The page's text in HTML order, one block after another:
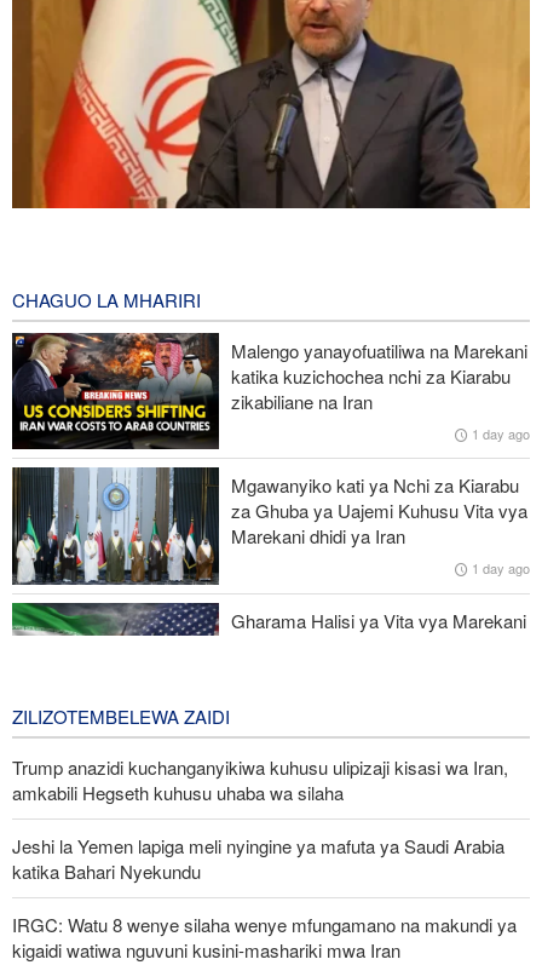
Waziri wa Ulinzi: Vikosi vya Iran vimesheheni silaha za kujibu
mapigo kwa tishio lolote lile
UNSC: Kundi la DAESH (ISIS) lingali ni tishio kubwa kwa
usalama barani Afrika
Tume ya kupambana na uhalifu wa kiuchumi Nigeria yafunga
akaunti za serikali ya jimbo
Taarifa ya nchi 8 za Kiarabu na Kiislamu yalaani jinai za Israel
Ghaza
CHAGUO LA MHARIRI
Malengo yanayofuatiliwa na Marekani
katika kuzichochea nchi za Kiarabu
zikabiliane na Iran
1 day ago
Mgawanyiko kati ya Nchi za Kiarabu
za Ghuba ya Uajemi Kuhusu Vita vya
Marekani dhidi ya Iran
1 day ago
Gharama Halisi ya Vita vya Marekani
ZILIZOTEMBELEWA ZAIDI
Trump anazidi kuchanganyikiwa kuhusu ulipizaji kisasi wa Iran,
amkabili Hegseth kuhusu uhaba wa silaha
Jeshi la Yemen lapiga meli nyingine ya mafuta ya Saudi Arabia
katika Bahari Nyekundu
IRGC: Watu 8 wenye silaha wenye mfungamano na makundi ya
kigaidi watiwa nguvuni kusini-mashariki mwa Iran